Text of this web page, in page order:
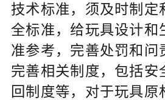
技术标准，须及时制定
全标准，给玩具设计和
准参考，完善处罚和问
完善相关制度，包括安
回制度等，对于玩具原